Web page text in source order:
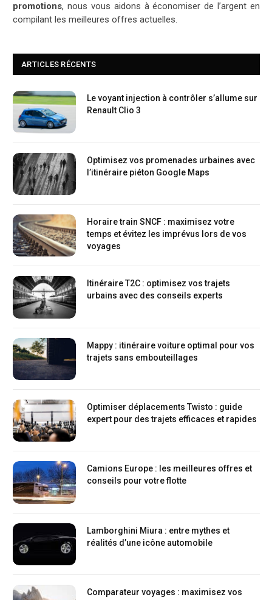
promotions, nous vous aidons à économiser de l’argent en
compilant les meilleures offres actuelles.
ARTICLES RÉCENTS
Le voyant injection à contrôler s’allume sur
Renault Clio 3
Optimisez vos promenades urbaines avec
l’itinéraire piéton Google Maps
Horaire train SNCF : maximisez votre
temps et évitez les imprévus lors de vos
voyages
Itinéraire T2C : optimisez vos trajets
urbains avec des conseils experts
Mappy : itinéraire voiture optimal pour vos
trajets sans embouteillages
Optimiser déplacements Twisto : guide
expert pour des trajets efficaces et rapides
Camions Europe : les meilleures offres et
conseils pour votre flotte
Lamborghini Miura : entre mythes et
réalités d’une icône automobile
Comparateur voyages : maximisez vos